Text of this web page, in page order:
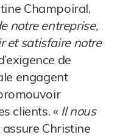
Champoiral,
notre entreprise,
et satisfaire notre
de
engagent
clients. « Il nous
assure Christine